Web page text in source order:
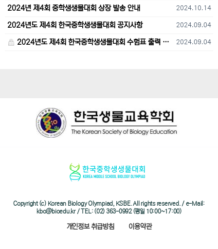
2024년 제4회 중학생생물대회 상장 발송 안내 2024.10.14
2024년도 제4회 한국중학생생물대회 공지사항 2024.09.04
2024년도 제4회 한국중학생생물대회 수험표 출력 및 고사장 오시는 길 안내 2024.09.04
Copyright (c) Korean Biology Olympiad, KSBE. All rights reserved. / e-Mail:
kbo@bioedu.kr / TEL: (02) 363-0992 (평일 10:00~17:00)
개인정보 취급방침 이용약관